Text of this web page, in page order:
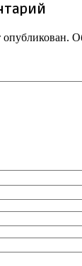
опубликован.